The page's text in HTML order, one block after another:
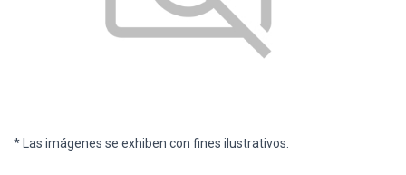
* Las imágenes se exhiben con fines ilustrativos.